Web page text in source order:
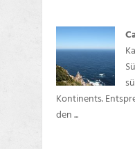
Kontinents.
den ...